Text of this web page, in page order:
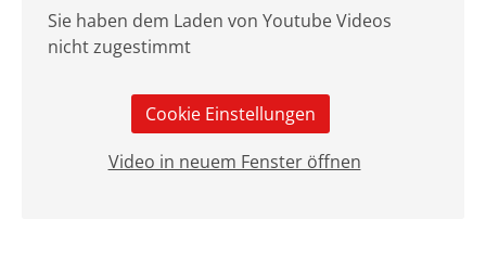
Sie haben dem Laden von Youtube Videos
nicht zugestimmt
Cookie Einstellungen
Video in neuem Fenster öffnen